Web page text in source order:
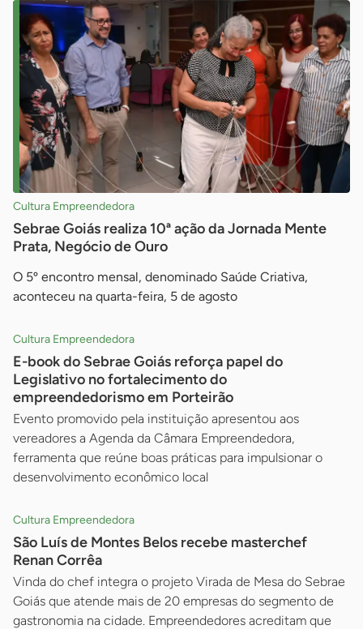
Cultura Empreendedora
Sebrae Goiás realiza 10ª ação da Jornada Mente
Prata, Negócio de Ouro
O 5º encontro mensal, denominado Saúde Criativa,
aconteceu na quarta-feira, 5 de agosto
Cultura Empreendedora
E-book do Sebrae Goiás reforça papel do
Legislativo no fortalecimento do
empreendedorismo em Porteirão
Evento promovido pela instituição apresentou aos
vereadores a Agenda da Câmara Empreendedora,
ferramenta que reúne boas práticas para impulsionar o
desenvolvimento econômico local
Cultura Empreendedora
São Luís de Montes Belos recebe masterchef
Renan Corrêa
Vinda do chef integra o projeto Virada de Mesa do Sebrae
Goiás que atende mais de 20 empresas do segmento de
gastronomia na cidade. Empreendedores acreditam que